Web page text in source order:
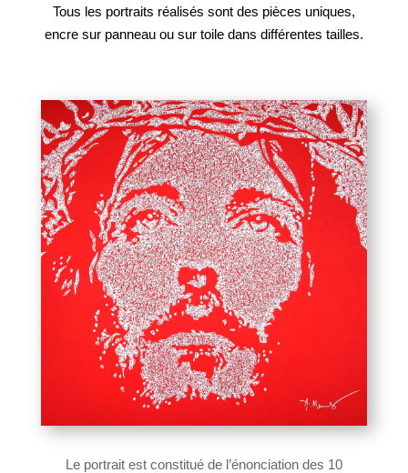
Tous les portraits réalisés sont des pièces uniques,
encre sur panneau ou sur toile dans différentes tailles.
Le portrait est constitué de l’énonciation des 10